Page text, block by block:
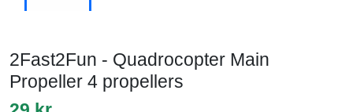
2Fast2Fun - Quadrocopter Main
Propeller 4 propellers